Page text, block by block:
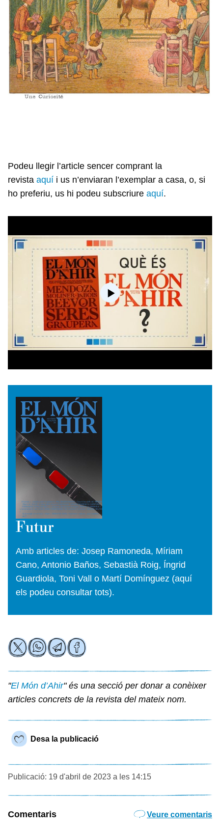
Podeu llegir l’article sencer comprant la
revista aquí i us n’enviaran l’exemplar a casa, o, si
ho preferiu, us hi podeu subscriure aquí.
Futur
Amb articles de: Josep Ramoneda, Míriam
Cano, Antonio Baños, Sebastià Roig, Íngrid
Guardiola, Toni Vall o Martí Domínguez (aquí
els podeu consultar tots).
"El Món d’Ahir" és una secció per donar a conèixer
articles concrets de la revista del mateix nom.
Desa la publicació
Publicació: 19 d'abril de 2023 a les 14:15
Comentaris Veure comentaris